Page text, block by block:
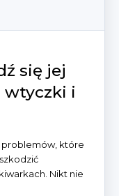
się jej
wtyczki i
problemów, które
Nikt nie